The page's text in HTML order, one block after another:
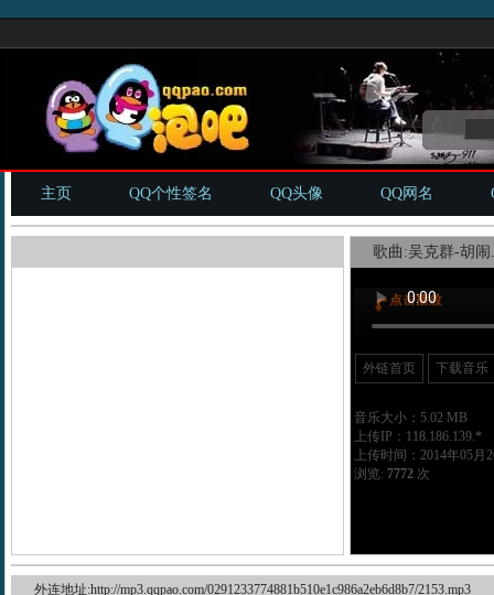
主页 QQ个性签名 QQ头像 QQ网名
歌曲:吴克群-胡闹
外链首页 下载音乐
音乐大小：5.02 MB
上传IP：118.186.139.*
上传时间：2014年05月
浏览: 7772次
外连地址:http://mp3.qqpao.com/0291233774881b510e1c986a2eb6d8b7/2153.mp3